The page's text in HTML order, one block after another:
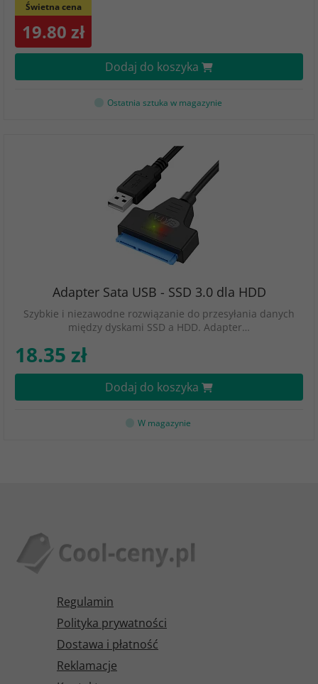
Świetna cena
19.80 zł
Dodaj do koszyka
Ostatnia sztuka w magazynie
Adapter Sata USB - SSD 3.0 dla HDD
Szybkie i niezawodne rozwiązanie do przesyłania danych
między dyskami SSD a HDD. Adapter…
18.35 zł
Dodaj do koszyka
W magazynie
Regulamin
Polityka prywatności
Dostawa i płatność
Reklamacje